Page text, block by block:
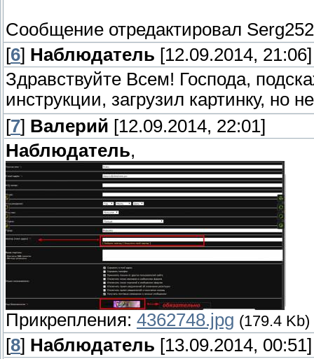
Сообщение отредактировал
[6] Наблюдатель [12.09.2014, 21:06]
Здравствуйте Всем! Господа,
инструкции, загрузил картинку, но
[7] Валерий [12.09.2014, 22:01]
Наблюдатель,
Прикрепления: 4362748.jpg (179.4 Kb)
[8] Наблюдатель [13.09.2014, 00:51]